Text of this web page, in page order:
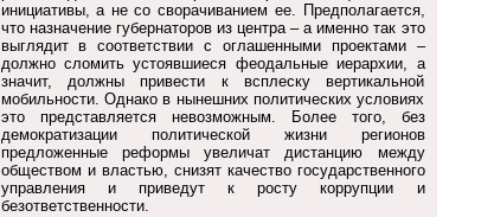
инициативы, а не со сворачиванием ее. Предполагается,
что назначение губернаторов из центра – а именно так это
выглядит в соответствии с оглашенными проектами –
должно сломить устоявшиеся феодальные иерархии, а
значит, должны привести к всплеску вертикальной
мобильности. Однако в нынешних политических условиях
это представляется невозможным. Более того, без
демократизации политической жизни регионов
предложенные реформы увеличат дистанцию между
обществом и властью, снизят качество государственного
управления и приведут к росту коррупции и
безответственности.